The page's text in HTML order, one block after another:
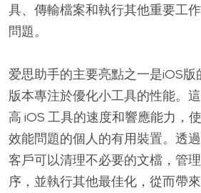
具、傳輸檔案和執行其他重要工
問題。
爱思助手的主要亮點之一是iOS
版本專注於優化小工具的性能。
高 iOS 工具的速度和響應能力，
效能問題的個人的有用裝置。透
客戶可以清理不必要的文檔，管
序，並執行其他最佳化，從而帶